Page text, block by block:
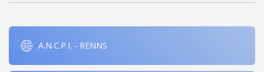
A.N.C.P.I. - RENNS